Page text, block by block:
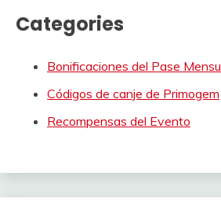
Categories
Bonificaciones del Pase
Códigos de canje de Primogem
Recompensas del Evento